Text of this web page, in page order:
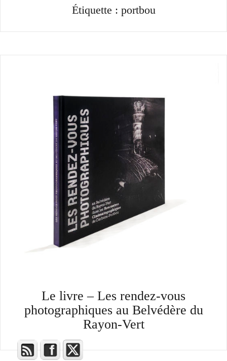
Étiquette : portbou
Le livre – Les rendez-vous
photographiques au Belvédère du
Rayon-Vert